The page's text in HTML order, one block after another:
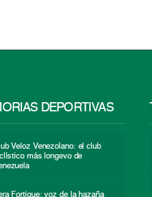
DEPORTIVAS
Veloz Venezolano: el club
más longevo de
Fortique: voz de la hazaña